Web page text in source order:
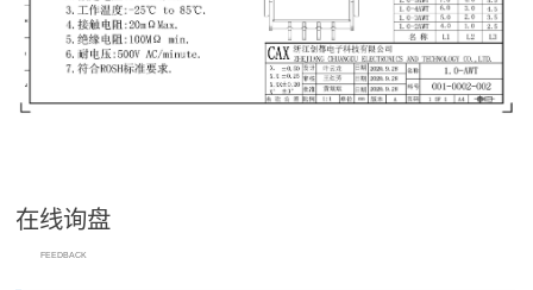
在线询盘
FEEDBACK